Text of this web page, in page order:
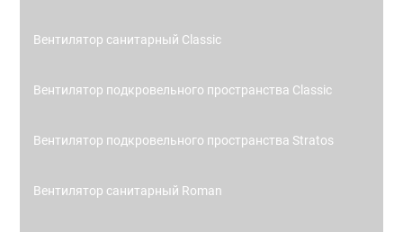
Вентилятор санитарный Classic
Вентилятор подкровельного пространства Classic
Вентилятор подкровельного пространства Stratos
Вентилятор санитарный Roman